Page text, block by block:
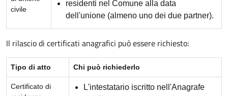
civile
residenti nel Comune alla data
dell'unione (almeno uno dei due partner).
Il rilascio di certificati anagrafici può essere richiesto:
Tipo di atto Chi può richiederlo
Certificato di
L'intestatario iscritto nell'Anagrafe